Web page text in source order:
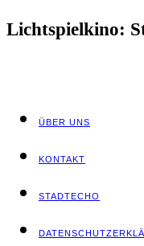
Licht­spiel­ki­no:
ÜBER UNS
KON­TAKT
STADT­ECHO